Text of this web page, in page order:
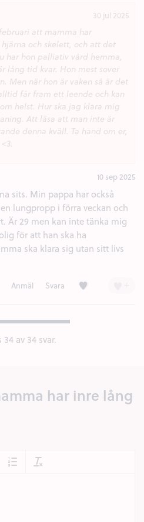
30 jul 2025
att mamma har
och skelett, och att det
har hon palliativ vård hemma,
lång tid kvar. Hon mest sover
Men när hon är vaken så är det
får fram ett leende och kan
helst. Hur ska jag klara mig
Att läsa att man inte är
denna kväll. Ta hand om er,
10 sep 2025
sits. Min pappa har också
lungpropp i förra veckan och
Är 29 men kan inte tänka mig
för att han ska ha
ska klara sig utan sitt livs
Anmäl Svara Kärlek (6)
34 av 34 svar.
har inre lång